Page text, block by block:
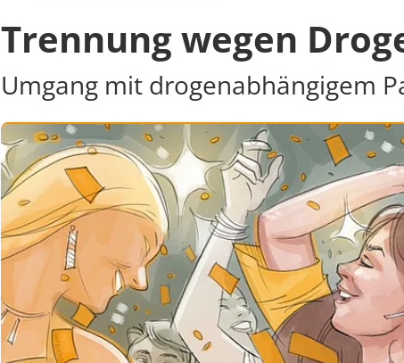
Trennung wegen
Umgang mit drogenabhängigem